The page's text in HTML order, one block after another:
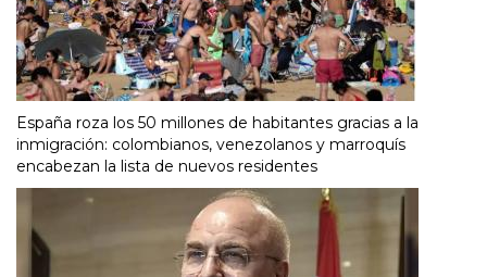
España roza los 50 millones de habitantes gracias a la
inmigración: colombianos, venezolanos y marroquís
encabezan la lista de nuevos residentes